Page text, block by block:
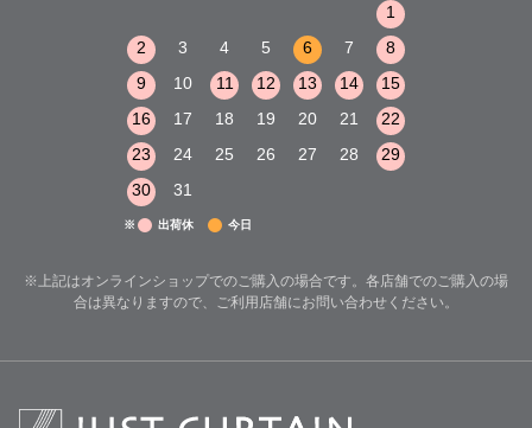
1
2
3 4 5 6 7
8
9
10 11 12 13 14
15
16
17 18 19 20 21
22
23
24 25 26 27 28
29
30
31
※ 出荷休 今日
※上記はオンラインショップでのご購入の場合です。各店舗でのご購入の場
合は異なりますので、ご利用店舗にお問い合わせください。